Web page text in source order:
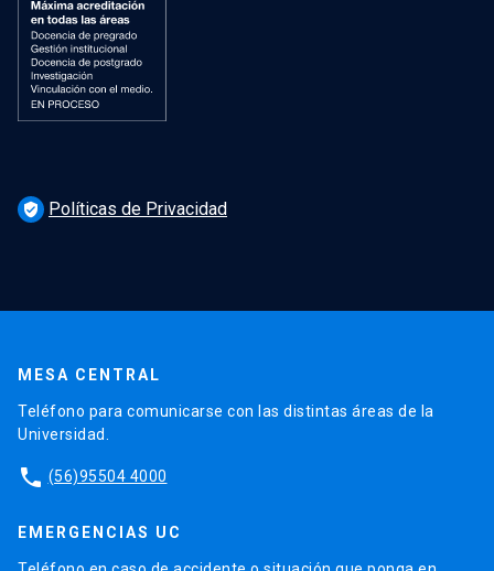
verified_user Políticas de Privacidad
MESA CENTRAL
Teléfono para comunicarse con las distintas áreas de la
Universidad.
phone (56)95504 4000
EMERGENCIAS UC